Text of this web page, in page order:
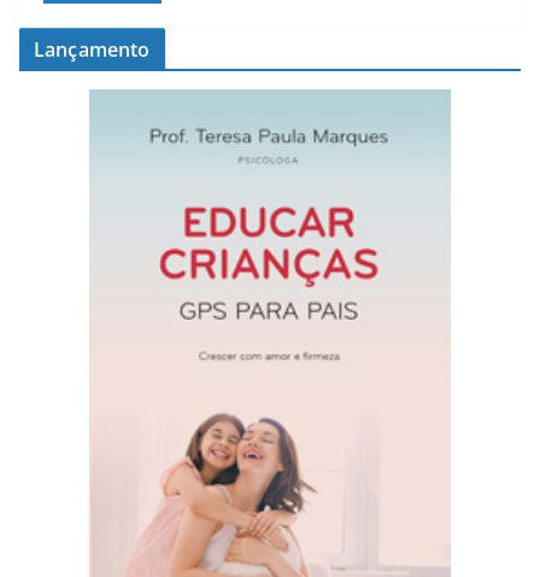
Lançamento